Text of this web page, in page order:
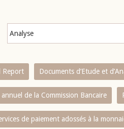
Report Documents d’Etude et
de la Commission Bancaire
de paiement adossés à la